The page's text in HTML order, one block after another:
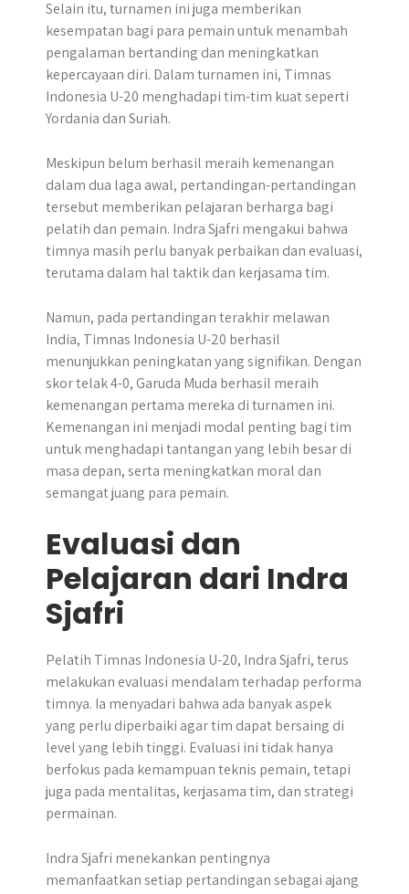
Selain itu, turnamen ini juga memberikan
kesempatan bagi para pemain untuk menambah
pengalaman bertanding dan meningkatkan
kepercayaan diri. Dalam turnamen ini, Timnas
Indonesia U-20 menghadapi tim-tim kuat seperti
Yordania dan Suriah.
Meskipun belum berhasil meraih kemenangan
dalam dua laga awal, pertandingan-pertandingan
tersebut memberikan pelajaran berharga bagi
pelatih dan pemain. Indra Sjafri mengakui bahwa
timnya masih perlu banyak perbaikan dan evaluasi,
terutama dalam hal taktik dan kerjasama tim.
Namun, pada pertandingan terakhir melawan
India, Timnas Indonesia U-20 berhasil
menunjukkan peningkatan yang signifikan. Dengan
skor telak 4-0, Garuda Muda berhasil meraih
kemenangan pertama mereka di turnamen ini.
Kemenangan ini menjadi modal penting bagi tim
untuk menghadapi tantangan yang lebih besar di
masa depan, serta meningkatkan moral dan
semangat juang para pemain.
Evaluasi dan
Pelajaran dari Indra
Sjafri
Pelatih Timnas Indonesia U-20, Indra Sjafri, terus
melakukan evaluasi mendalam terhadap performa
timnya. Ia menyadari bahwa ada banyak aspek
yang perlu diperbaiki agar tim dapat bersaing di
level yang lebih tinggi. Evaluasi ini tidak hanya
berfokus pada kemampuan teknis pemain, tetapi
juga pada mentalitas, kerjasama tim, dan strategi
permainan.
Indra Sjafri menekankan pentingnya
memanfaatkan setiap pertandingan sebagai ajang